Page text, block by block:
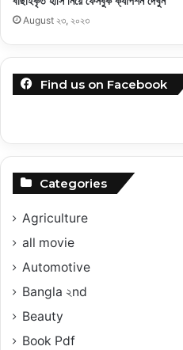
August ২৩, ২০২৩
Find us on Facebook
Categories
Agriculture
all movie
Automotive
Bangla ২nd
Beauty
Book Pdf